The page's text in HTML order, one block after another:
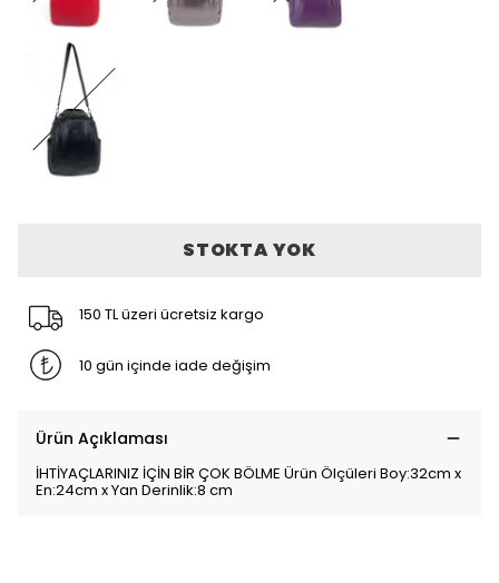
STOKTA YOK
150 TL üzeri ücretsiz kargo
10 gün içinde iade değişim
Ürün Açıklaması
İHTİYAÇLARINIZ İÇİN BİR ÇOK BÖLME Ürün Ölçüleri Boy:32cm x
En:24cm x Yan Derinlik:8 cm